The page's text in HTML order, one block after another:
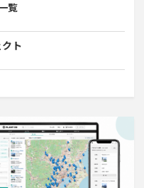
覧
ト
ジェクト
億円以上投資する設備新